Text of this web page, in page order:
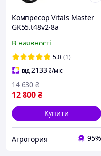
Компресор Vitals Master
GK55.t48v2-8a
ДОСТАВКА!
В наявності
5.0 (1)
від2133₴/міс
12 800₴
14 630 ₴
Купити
Агротория 95%